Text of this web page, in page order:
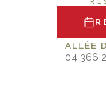
ALLÉE
04 366